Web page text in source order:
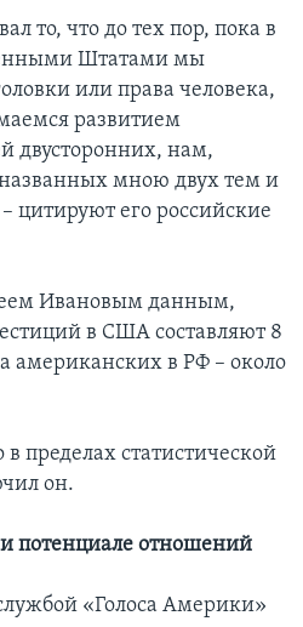
то, что до тех пор, пока в
Штатами мы
или права человека,
развитием
двусторонних, нам,
мною двух тем и
цитируют его российские
Ивановым данным,
в США составляют 8
американских в РФ – около
в пределах статистической
он.
потенциале отношений
«Голоса Америки»